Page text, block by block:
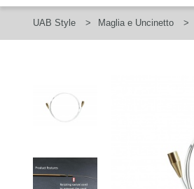
UAB Style Maglia e Uncinetto